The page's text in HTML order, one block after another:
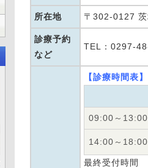
所在地 〒302-0127
診療予約
など
TEL：0297-
【診療時間表】
09:00～13:00
14:00～18:00
最終受付時間